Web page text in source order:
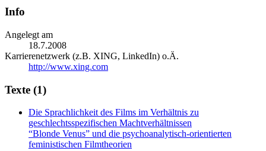
Info
Angelegt am
18.7.2008
Karrierenetzwerk (z.B. XING, LinkedIn) o.Ä.
http://www.xing.com
Texte (1)
Die Sprachlichkeit des Films im Verhältnis zu
geschlechtsspezifischen Machtverhältnissen
“Blonde Venus” und die psychoanalytisch-orientierten
feministischen Filmtheorien